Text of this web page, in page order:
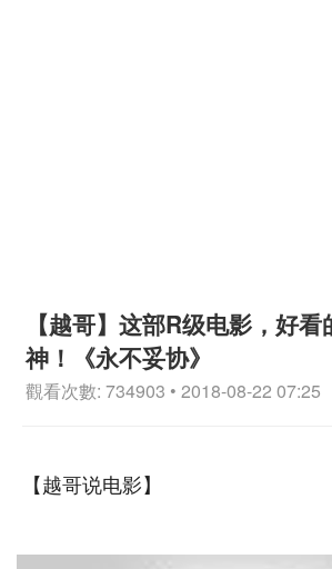
【越哥】这部R级电影，好
神！《永不妥协》
觀看次數: 734903 • 2018-08-22 07:25
【越哥说电影】